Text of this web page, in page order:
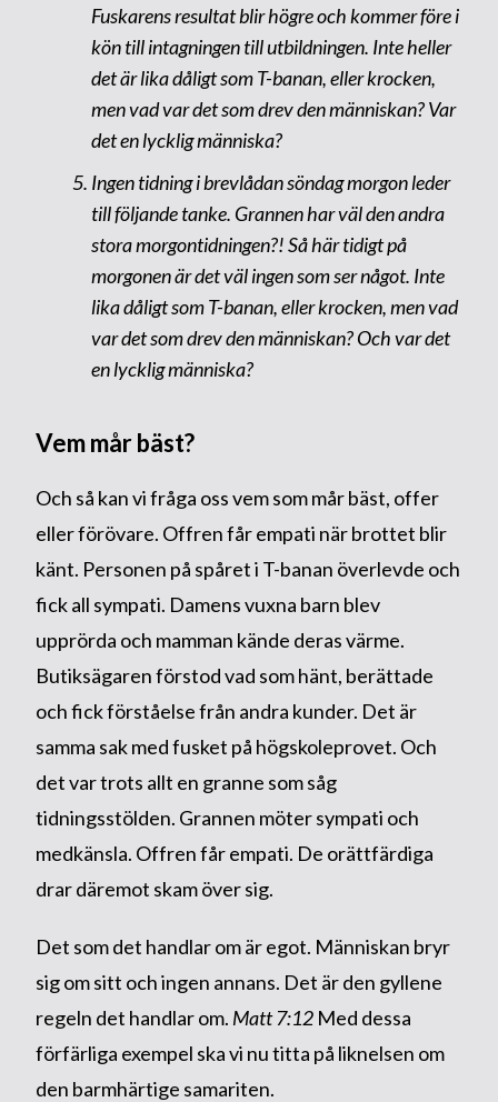
Fuskarens resultat blir högre och kommer före i
kön till intagningen till utbildningen. Inte heller
det är lika dåligt som T-banan, eller krocken,
men vad var det som drev den människan? Var
det en lycklig människa?
Ingen tidning i brevlådan söndag morgon leder
till följande tanke. Grannen har väl den andra
stora morgontidningen?! Så här tidigt på
morgonen är det väl ingen som ser något. Inte
lika dåligt som T-banan, eller krocken, men vad
var det som drev den människan? Och var det
en lycklig människa?
Vem mår bäst?
Och så kan vi fråga oss vem som mår bäst, offer
eller förövare. Offren får empati när brottet blir
känt. Personen på spåret i T-banan överlevde och
fick all sympati. Damens vuxna barn blev
upprörda och mamman kände deras värme.
Butiksägaren förstod vad som hänt, berättade
och fick förståelse från andra kunder. Det är
samma sak med fusket på högskoleprovet. Och
det var trots allt en granne som såg
tidningsstölden. Grannen möter sympati och
medkänsla. Offren får empati. De orättfärdiga
drar däremot skam över sig.
Det som det handlar om är egot. Människan bryr
sig om sitt och ingen annans. Det är den gyllene
regeln det handlar om. Matt 7:12Med dessa
förfärliga exempel ska vi nu titta på liknelsen om
den barmhärtige samariten.